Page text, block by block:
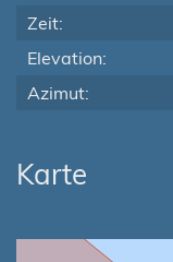
Zeit:
Elevation:
Azimut:
Karte